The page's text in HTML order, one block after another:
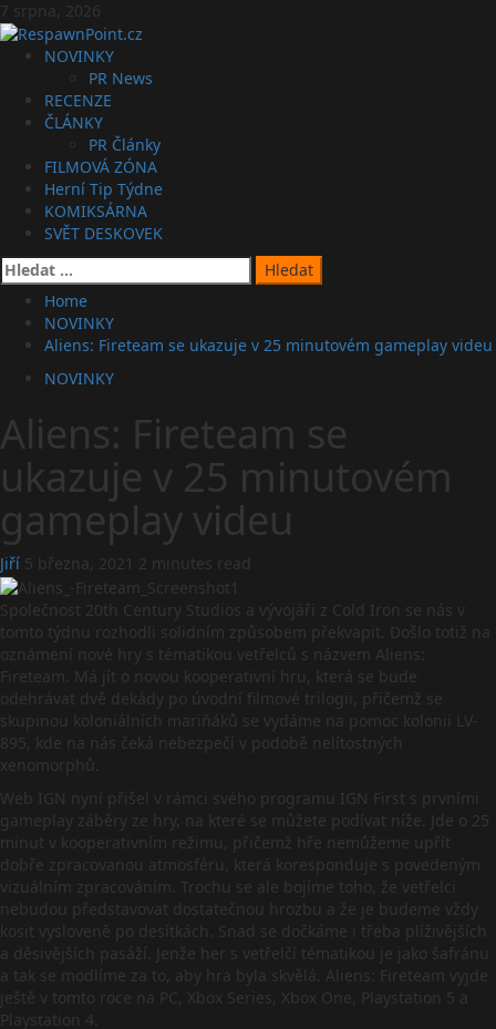
Skip
to
content
7 srpna, 2026
PrimaryNOVINKY
PR News
RECENZE
ČLÁNKY
PR Články
FILMOVÁ ZÓNA
Herní Tip Týdne
KOMIKSÁRNA
SVĚT DESKOVEK
Vyhledávání
Home
NOVINKY
Aliens: Fireteam se ukazuje v 25 minutovém gameplay videu
NOVINKY
Aliens: Fireteam se
ukazuje v 25 minutovém
gameplay videu
Jiří 5 března, 2021 2 minutes read
Společnost 20th Century Studios a vývojáři z Cold Iron se nás v
tomto týdnu rozhodli solidním způsobem překvapit. Došlo totiž na
oznámení nové hry s tématikou vetřelců s názvem Aliens:
Fireteam. Má jít o novou kooperativní hru, která se bude
odehrávat dvě dekády po úvodní filmové trilogii, přičemž se
skupinou koloniálních mariňáků se vydáme na pomoc kolonii LV-
895, kde na nás čeká nebezpečí v podobě nelítostných
xenomorphů.
Web IGN nyní přišel v rámci svého programu IGN First s prvními
gameplay záběry ze hry, na které se můžete podívat níže. Jde o 25
minut v kooperativním režimu, přičemž hře nemůžeme upřít
dobře zpracovanou atmosféru, která koresponduje s povedeným
vizuálním zpracováním. Trochu se ale bojíme toho, že vetřelci
nebudou představovat dostatečnou hrozbu a že je budeme vždy
kosit vysloveně po desítkách. Snad se dočkáme i třeba plíživějších
a děsivějších pasáží. Jenže her s vetřelčí tématikou je jako šafránu
a tak se modlíme za to, aby hra byla skvělá. Aliens: Fireteam vyjde
ještě v tomto roce na PC, Xbox Series, Xbox One, Playstation 5 a
Playstation 4.